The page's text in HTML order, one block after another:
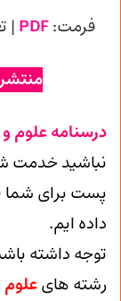
فرمت:PDF
|
درسنامه علوم
نباشید خدمت
پست برای شما
داده ایم.
توجه داشته
رشته هایعلوم